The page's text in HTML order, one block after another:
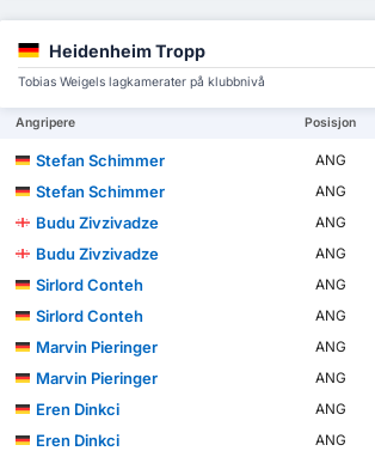
Heidenheim Tropp
Tobias Weigels lagkamerater på klubbnivå
Angripere Posisjon
Stefan Schimmer ANG
Stefan Schimmer
ANG
Budu Zivzivadze
ANG
Budu Zivzivadze
ANG
Sirlord Conteh
ANG
Sirlord Conteh
ANG
Marvin Pieringer
ANG
Marvin Pieringer
ANG
Eren Dinkci
ANG
Eren Dinkci
ANG